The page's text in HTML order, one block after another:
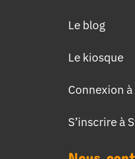
Le blog
Le kiosque
Connexion
S’inscrire à